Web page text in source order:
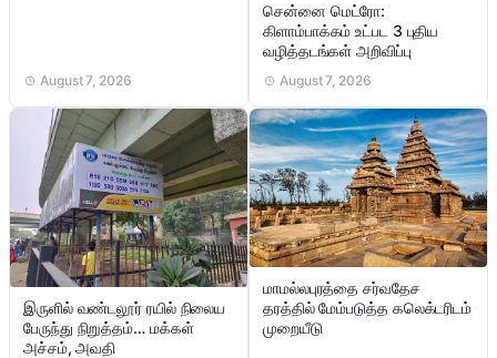
August 7, 2026
சென்னை மெட்ரோ:
கிளாம்பாக்கம் உட்பட 3 புதிய
வழித்தடங்கள் அறிவிப்பு
August 7, 2026
இருளில் வண்டலூர் ரயில் நிலைய
பேருந்து நிறுத்தம்… மக்கள்
அச்சம், அவதி
மாமல்லபுரத்தை சர்வதேச
தரத்தில் மேம்படுத்த கலெக்டரிடம்
முறையீடு